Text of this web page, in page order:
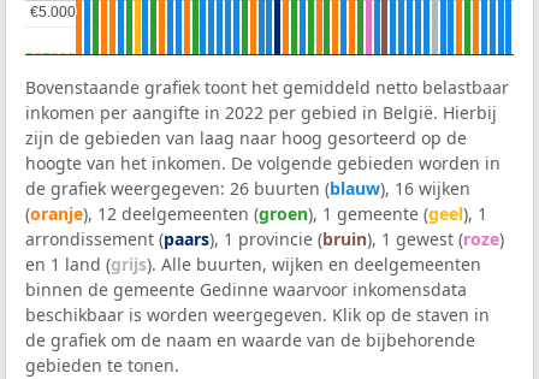
€5.000
€5.000
Bovenstaande grafiek toont het gemiddeld netto belastbaar
inkomen per aangifte in 2022 per gebied in België. Hierbij
zijn de gebieden van laag naar hoog gesorteerd op de
hoogte van het inkomen. De volgende gebieden worden in
de grafiek weergegeven: 26 buurten (blauw), 16 wijken
(oranje), 12 deelgemeenten (groen), 1 gemeente (geel), 1
arrondissement (paars), 1 provincie (bruin), 1 gewest (roze)
en 1 land (grijs). Alle buurten, wijken en deelgemeenten
binnen de gemeente Gedinne waarvoor inkomensdata
beschikbaar is worden weergegeven. Klik op de staven in
de grafiek om de naam en waarde van de bijbehorende
gebieden te tonen.